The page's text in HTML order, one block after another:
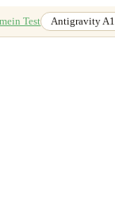
mein Test Antigravity A1